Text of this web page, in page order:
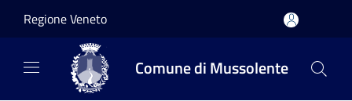
Regione Veneto
Comune di Mussolente